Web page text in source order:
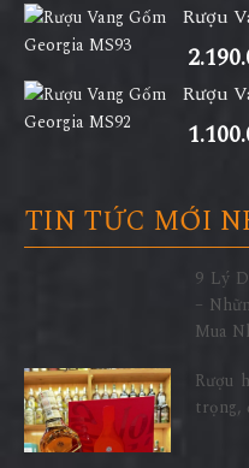
Rượu
Rượu
TIN TỨC MỚI
9 Lý
–
Mua
Rượu
trọng,